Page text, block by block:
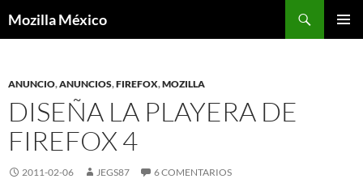
Mozilla México
ANUNCIO,ANUNCIOS,FIREFOX,MOZILLA
DISEÑA LA PLAYERA DE
FIREFOX 4
2011-02-06 JEGS87 6 COMENTARIOS